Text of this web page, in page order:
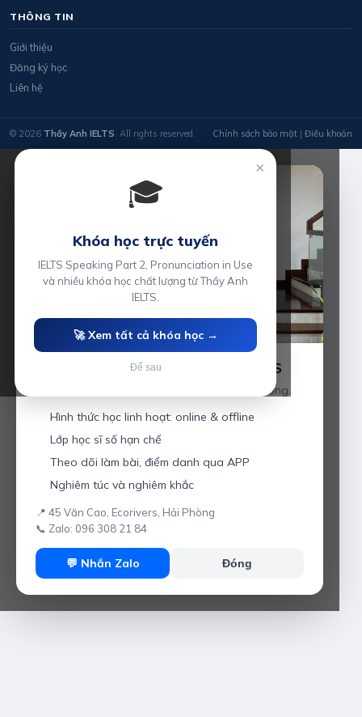
THÔNG TIN
Giới thiệu
Đăng ký học
Liên hệ
© 2026 Thầy Anh IELTS. All rights reserved. Chính sách bảo mật | Điều khoản
Luyện thi IELTS cùng Thầy Anh IELTS
Giáo viên hơn 10 năm kinh nghiệm tại Hải Phòng.
Hình thức học linh hoạt: online & offline
Lớp học sĩ số hạn chế
Theo dõi làm bài, điểm danh qua APP
Nghiêm túc và nghiêm khắc
📍 45 Văn Cao, Ecorivers, Hải Phòng
📞 Zalo: 096 308 21 84
💬 Nhắn Zalo Đóng
×
🎓
Khóa học trực tuyến
IELTS Speaking Part 2, Pronunciation in Use
và nhiều khóa học chất lượng từ Thầy Anh
IELTS.
🚀 Xem tất cả khóa học →
Để sau